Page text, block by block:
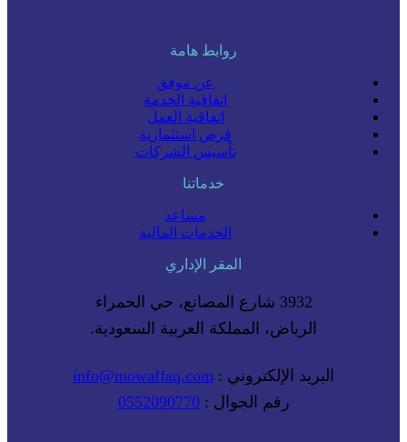
روابط هامة
عن موفق
اتفاقية الخدمة
اتفاقية العمل
فرص استثمارية
تأسيس الشركات
خدماتنا
مساعد
الخدمات المالية
المقر الإداري
3932 شارع المصانع، حي الحمراء
الرياض، المملكة العربية السعودية.
البريد الإلكتروني : info@mowaffaq.com
رقم الجوال :0552090770